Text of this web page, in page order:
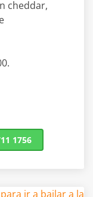
cheddar,
1756